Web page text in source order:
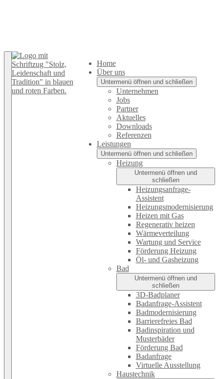
Home
Über uns
Untermenü öffnen und schließen
Unternehmen
Jobs
Partner
Aktuelles
Downloads
Referenzen
Leistungen
Untermenü öffnen und schließen
Heizung
Untermenü öffnen und
schließen
Heizungsanfrage-
Assistent
Heizungsmodernisierung
Heizen mit Gas
Regenerativ heizen
Wärmeverteilung
Wartung und Service
Förderung Heizung
Öl- und Gasheizung
Bad
Untermenü öffnen und
schließen
3D-Badplaner
Badanfrage-Assistent
Badmodernisierung
Barrierefreies Bad
Badinspiration und
Musterbäder
Förderung Bad
Badanfrage
Virtuelle Ausstellung
Haustechnik